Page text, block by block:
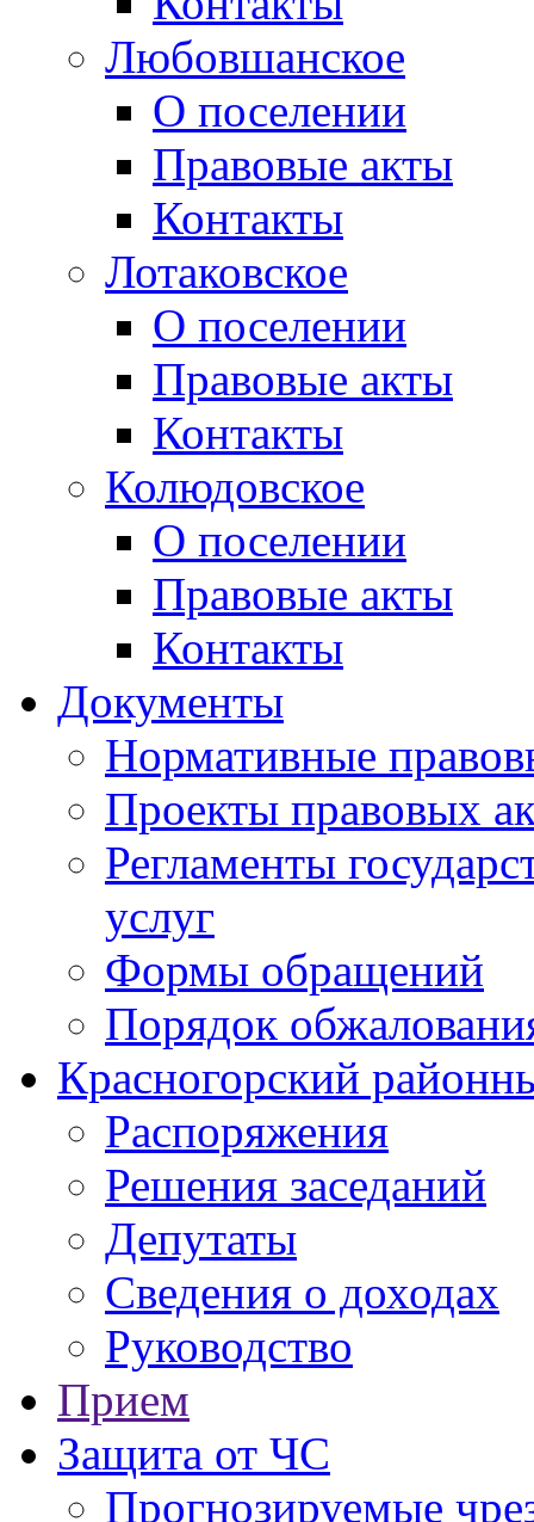
Любовшанское
О поселении
Правовые акты
Контакты
Лотаковское
О поселении
Правовые акты
Контакты
Колюдовское
О поселении
Правовые акты
Контакты
Документы
Нормативные
Проекты правовых
Регламенты
услуг
Формы обращений
Порядок
Красногорский
Распоряжения
Решения заседаний
Депутаты
Сведения о доходах
Руководство
Прием
Защита от ЧС
Прогнозируемые